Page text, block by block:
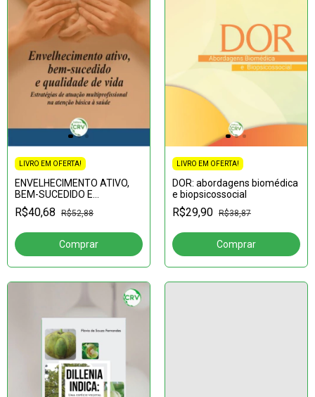
LIVRO EM OFERTA!
ENVELHECIMENTO ATIVO,
BEM-SUCEDIDO E
QUALIDADE DE
VIDA:estratégias de atuação
básica à saúd
R$40,68 R$52,88
LIVRO EM OFERTA!
DOR: abordagens biomédica
e biopsicossocial
R$29,90 R$38,87